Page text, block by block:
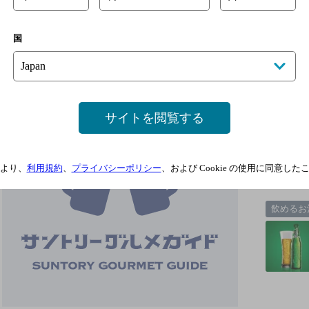
会津ＢＡＲＵ
飲めるお
国
サイトを閲覧する
り、 利用規約、 プライバシーポリシー、および Cookie の使用に同意した